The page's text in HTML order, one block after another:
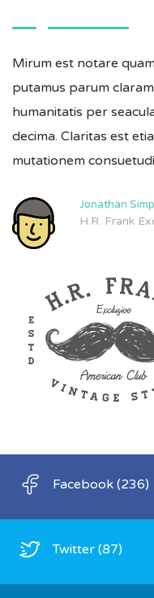
Mirum est notare
putamus parum
humanitatis per
decima. Claritas est
mutationem
Jonathan
H.R. Frank
Facebook (236)
Twitter (87)